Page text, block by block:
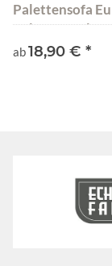
Palettensofa
Paletten
UQ-01
ab18,90 € *